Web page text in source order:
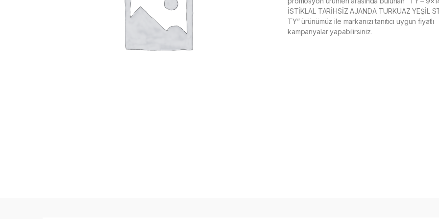
İSTİKLAL TARİHSİZ AJANDA TURKUAZ YEŞİL
TY” ürünümüz ile markanızı tanıtıcı uygun fiyatlı
kampanyalar yapabilirsiniz.